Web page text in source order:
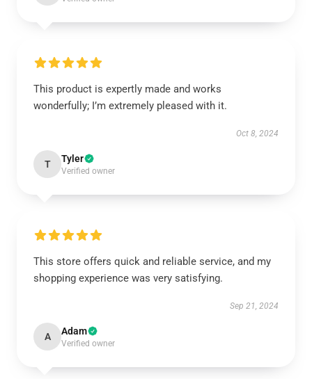
This product is expertly made and works
wonderfully; I’m extremely pleased with it.
Oct 8, 2024
T Tyler
Verified owner
This store offers quick and reliable service, and my
shopping experience was very satisfying.
Sep 21, 2024
A Adam
Verified owner